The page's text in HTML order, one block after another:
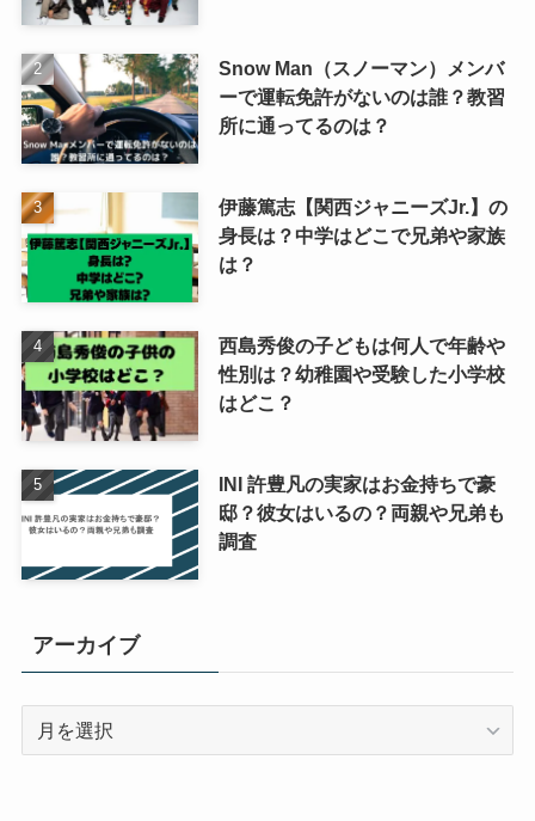
Snow Man（スノーマン）メンバ
ーで運転免許がないのは誰？教習
所に通ってるのは？
伊藤篤志【関西ジャニーズJr.】の
身長は？中学はどこで兄弟や家族
は？
西島秀俊の子どもは何人で年齢や
性別は？幼稚園や受験した小学校
はどこ？
INI 許豊凡の実家はお金持ちで豪
邸？彼女はいるの？両親や兄弟も
調査
アーカイブ